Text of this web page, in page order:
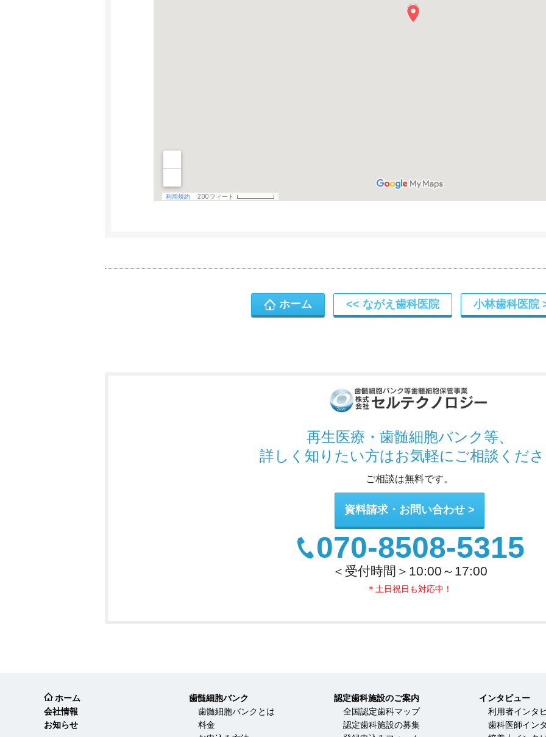
ホーム ながえ歯科医院 小林歯科医院
再生医療・歯髄細胞バンク 等、
詳しく知りたい方はお気軽にご相談くだ
ご相談は無料です。
資料請求・お問い合わせ
070-8508-5315
＜受付時間＞10:00～17:00
＊土日祝日も対応中！
ホーム
会社情報
お知らせ
歯髄細胞バンク
歯髄細胞バンクとは
料金
認定歯科施設のご案内
全国認定歯科マップ
認定歯科施設の募集
インタビュー
利用者インタ
歯科医師イン